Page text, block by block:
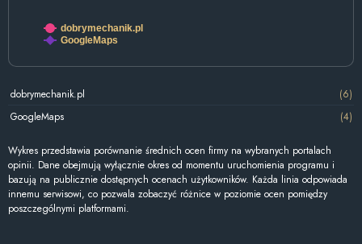
dobrymechanik.pl
GoogleMaps
dobrymechanik.pl
(6)
GoogleMaps
(4)
Wykres przedstawia porównanie średnich ocen firmy na wybranych portalach
opinii. Dane obejmują wyłącznie okres od momentu uruchomienia programu i
bazują na publicznie dostępnych ocenach użytkowników. Każda linia odpowiada
innemu serwisowi, co pozwala zobaczyć różnice w poziomie ocen pomiędzy
poszczególnymi platformami.